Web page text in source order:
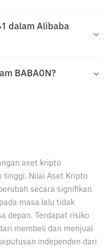
dalam Alibaba
BABAON?
aset kripto
tinggi. Nilai Aset Kripto
secara signifikan
masa lalu tidak
depan. Terdapat risiko
membeli dan menjual
independen dari